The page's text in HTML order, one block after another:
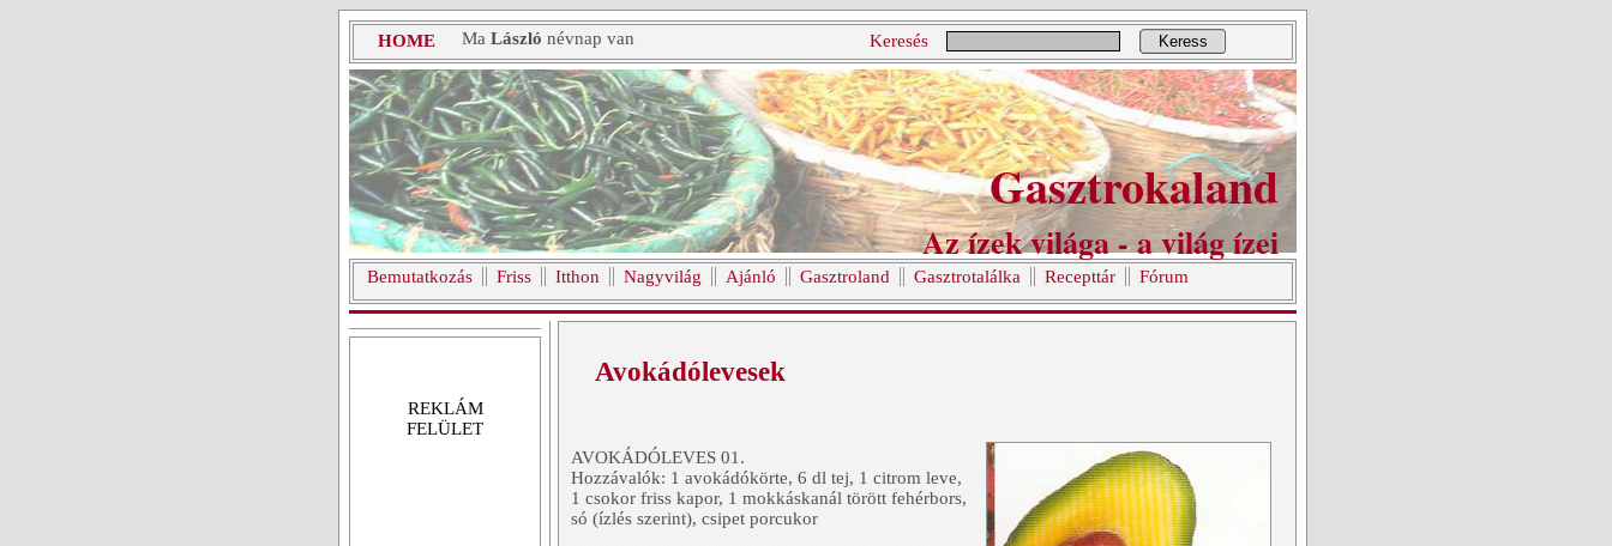
HOME Ma László névnap van Keresés Keress
Gasztrokaland
Az ízek világa - a világ ízei
Bemutatkozás Friss Itthon Nagyvilág Ajánló Gasztroland Gasztrotalálka Recepttár Fórum
REKLÁM
FELÜLET
Avokádólevesek
AVOKÁDÓLEVES 01.
Hozzávalók: 1 avokádókörte, 6 dl tej, 1 citrom leve,
1 csokor friss kapor, 1 mokkáskanál törött fehérbors,
só (ízlés szerint), csipet porcukor